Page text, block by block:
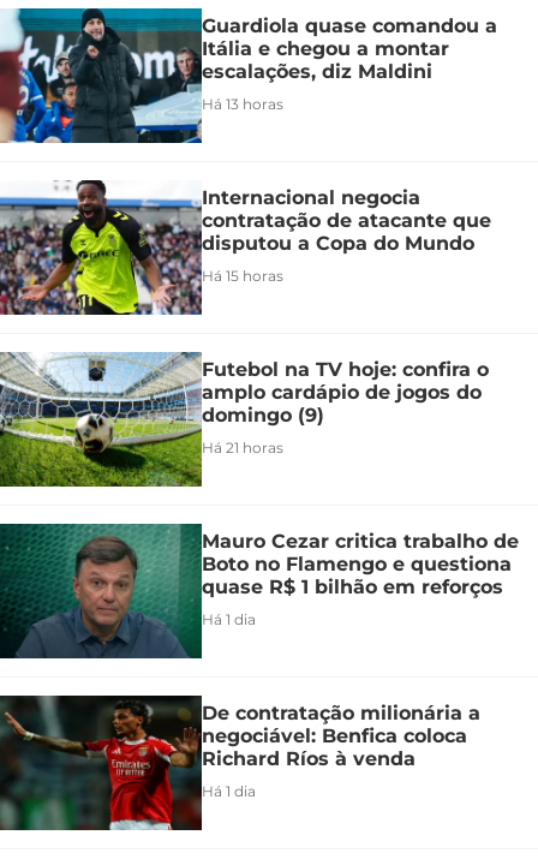
Guardiola quase comandou a
Itália e chegou a montar
escalações, diz Maldini
Há 13 horas
Internacional negocia
contratação de atacante que
disputou a Copa do Mundo
Há 15 horas
Futebol na TV hoje: confira o
amplo cardápio de jogos do
domingo (9)
Há 21 horas
Mauro Cezar critica trabalho de
Boto no Flamengo e questiona
quase R$ 1 bilhão em reforços
Há 1 dia
De contratação milionária a
negociável: Benfica coloca
Richard Ríos à venda
Há 1 dia